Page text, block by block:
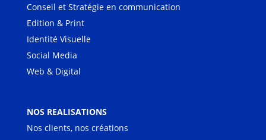
Conseil et Stratégie en communication
Edition & Print
Identité Visuelle
Social Media
Web & Digital
NOS REALISATIONS
Nos clients, nos créations